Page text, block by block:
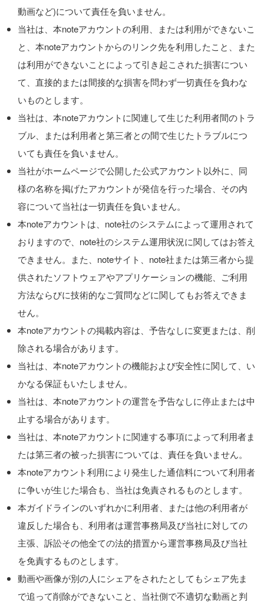
動画など)について責任を負いません。
当社は、本noteアカウントの利用、または利用ができないこ
と、本noteアカウントからのリンク先を利用したこと、また
は利用ができないことによって引き起こされた損害につい
て、直接的または間接的な損害を問わず一切責任を負わな
いものとします。
当社は、本noteアカウントに関連して生じた利用者間のトラ
ブル、または利用者と第三者との間で生じたトラブルにつ
いても責任を負いません。
当社がホームページで公開した公式アカウント以外に、同
様の名称を掲げたアカウントが発信を行った場合、その内
容について当社は一切責任を負いません。
本noteアカウントは、note社のシステムによって運用されて
おりますので、note社のシステム運用状況に関してはお答え
できません。また、noteサイト、note社または第三者から提
供されたソフトウェアやアプリケーションの機能、ご利用
方法ならびに技術的なご質問などに関してもお答えできま
せん。
本noteアカウントの掲載内容は、予告なしに変更または、削
除される場合があります。
当社は、本noteアカウントの機能および安全性に関して、い
かなる保証もいたしません。
当社は、本noteアカウントの運営を予告なしに停止または中
止する場合があります。
当社は、本noteアカウントに関連する事項によって利用者ま
たは第三者の被った損害については、責任を負いません。
本noteアカウント利用により発生した通信料について利用者
に争いが生じた場合も、当社は免責されるものとします。
本ガイドラインのいずれかに利用者、または他の利用者が
違反した場合も、利用者は運営事務局及び当社に対しての
主張、訴訟その他全ての法的措置から運営事務局及び当社
を免責するものとします。
動画や画像が別の人にシェアをされたとしてもシェア先ま
で追って削除ができないこと、当社側で不適切な動画と判